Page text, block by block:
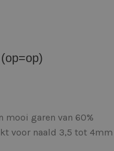
mooi garen van 60%
voor naald 3,5 tot 4mm